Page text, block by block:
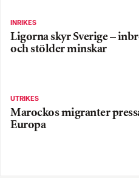
INRIKES
Ligorna skyr Sverige –
och stölder minskar
UTRIKES
Marockos migranter
Europa